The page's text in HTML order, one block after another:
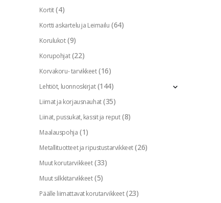
Kortit (4)
Kortti askartelu ja Leimailu (64)
Korulukot (9)
Korupohjat (22)
Korvakoru- tarvikkeet (16)
Lehtiöt, luonnoskirjat (144)
Liimat ja korjausnauhat (35)
Liinat, pussukat, kassit ja reput (8)
Maalauspohja (1)
Metallituotteet ja ripustustarvikkeet (26)
Muut korutarvikkeet (33)
Muut silkkitarvikkeet (5)
Päälle liimattavat korutarvikkeet (23)